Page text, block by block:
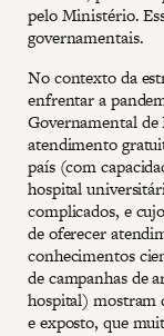
pelo Ministério.
governamentais.
No contexto da
enfrentar a
Governamental
atendimento
país (com
hospital
complicados, e
de oferecer
conhecimentos
de campanhas de
hospital) mostram
e exposto, que